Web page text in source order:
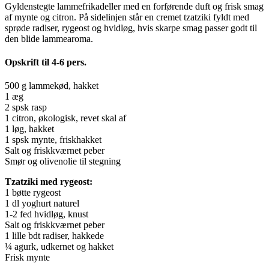
Gyldenstegte lammefrikadeller med en forførende duft og frisk smag
af mynte og citron. På sidelinjen står en cremet tzatziki fyldt med
sprøde radiser, rygeost og hvidløg, hvis skarpe smag passer godt til
den blide lammearoma.
Opskrift til 4-6 pers.
500 g lammekød, hakket
1 æg
2 spsk rasp
1 citron, økologisk, revet skal af
1 løg, hakket
1 spsk mynte, friskhakket
Salt og friskkværnet peber
Smør og olivenolie til stegning
Tzatziki med rygeost:
1 bøtte rygeost
1 dl yoghurt naturel
1-2 fed hvidløg, knust
Salt og friskkværnet peber
1 lille bdt radiser, hakkede
¼ agurk, udkernet og hakket
Frisk mynte